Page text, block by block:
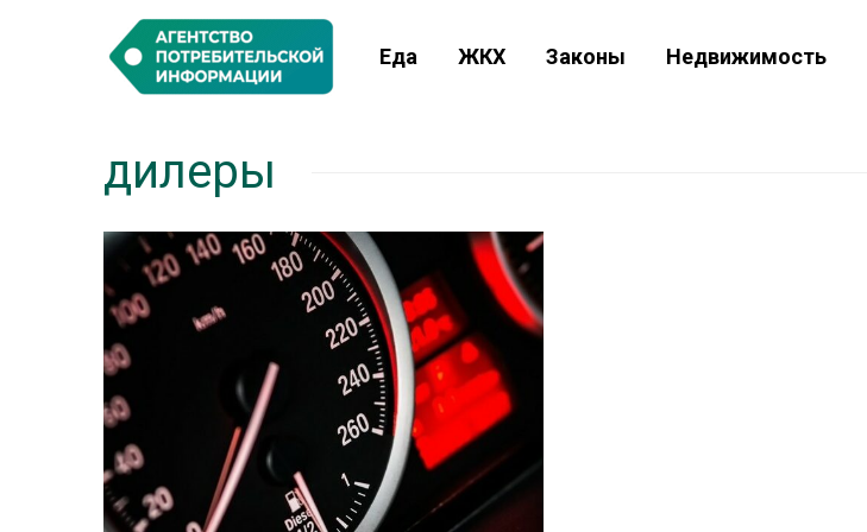
Еда ЖКХ Законы Недвижимость
дилеры